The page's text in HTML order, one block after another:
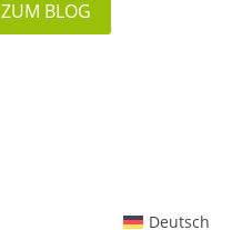
BLOG
Deutsch